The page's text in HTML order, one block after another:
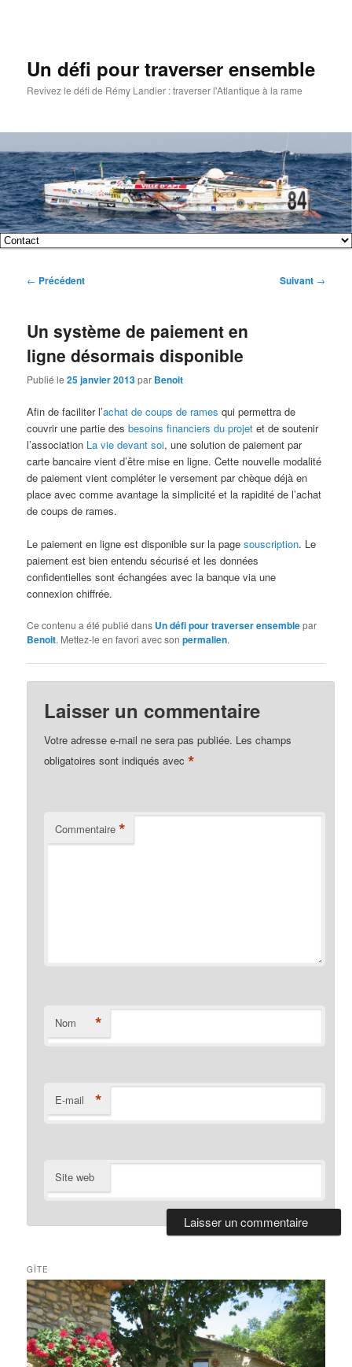
Un défi pour traverser ensemble
Revivez le défi de Rémy Landier : traverser l'Atlantique à la rame
Menu
Aller
au
principal
Aller
au
secondaire
Navigation
← Précédent Suivant →
Un système de paiement en
ligne désormais disponible
Publié le25 janvier 2013par Benoit
Afin de faciliter l’achat de coups de rames qui permettra de
couvrir une partie desbesoins financiers du projet et de soutenir
l’association La vie devant soi, une solution de paiement par
carte bancaire vient d’être mise en ligne. Cette nouvelle modalité
de paiement vient compléter le versement par chèque déjà en
place avec comme avantage la simplicité et la rapidité de l’achat
de coups de rames.
Le paiement en ligne est disponible sur la pagesouscription. Le
paiement est bien entendu sécurisé et les données
confidentielles sont échangées avec la banque via une
connexion chiffrée.
Ce contenu a été publié dans Un défi pour traverser ensemblepar
Benoit. Mettez-le en favori avec sonpermalien.
Laisser un commentaire
Votre adresse e-mail ne sera pas publiée. Les champs
obligatoires sont indiqués avec*
Commentaire *
Nom *
E-mail *
Site web
GÎTE